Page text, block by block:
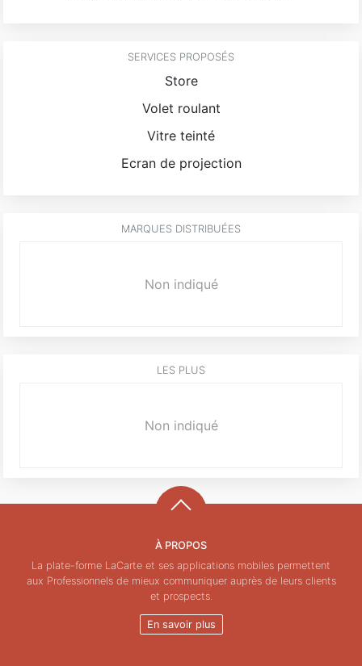
SERVICES PROPOSÉS
Store
Volet roulant
Vitre teinté
Ecran de projection
MARQUES DISTRIBUÉES
Non indiqué
LES PLUS
Non indiqué
À PROPOS
La plate-forme LaCarte et ses applications mobiles permettent
aux Professionnels de mieux communiquer auprès de leurs clients
et prospects.
En savoir plus